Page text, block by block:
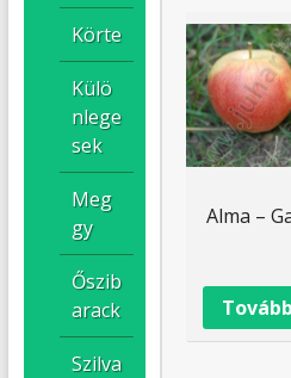
Alma –
Tovább
Körte
Külö
nlege
sek
Meg
gy
Őszib
arack
Szilva